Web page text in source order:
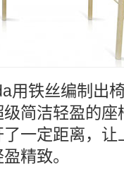
用铁丝编制出
简洁轻盈的座
一定距离，让
精致。